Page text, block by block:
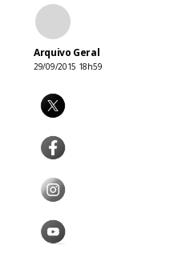
Arquivo Geral
29/09/2015 18h59